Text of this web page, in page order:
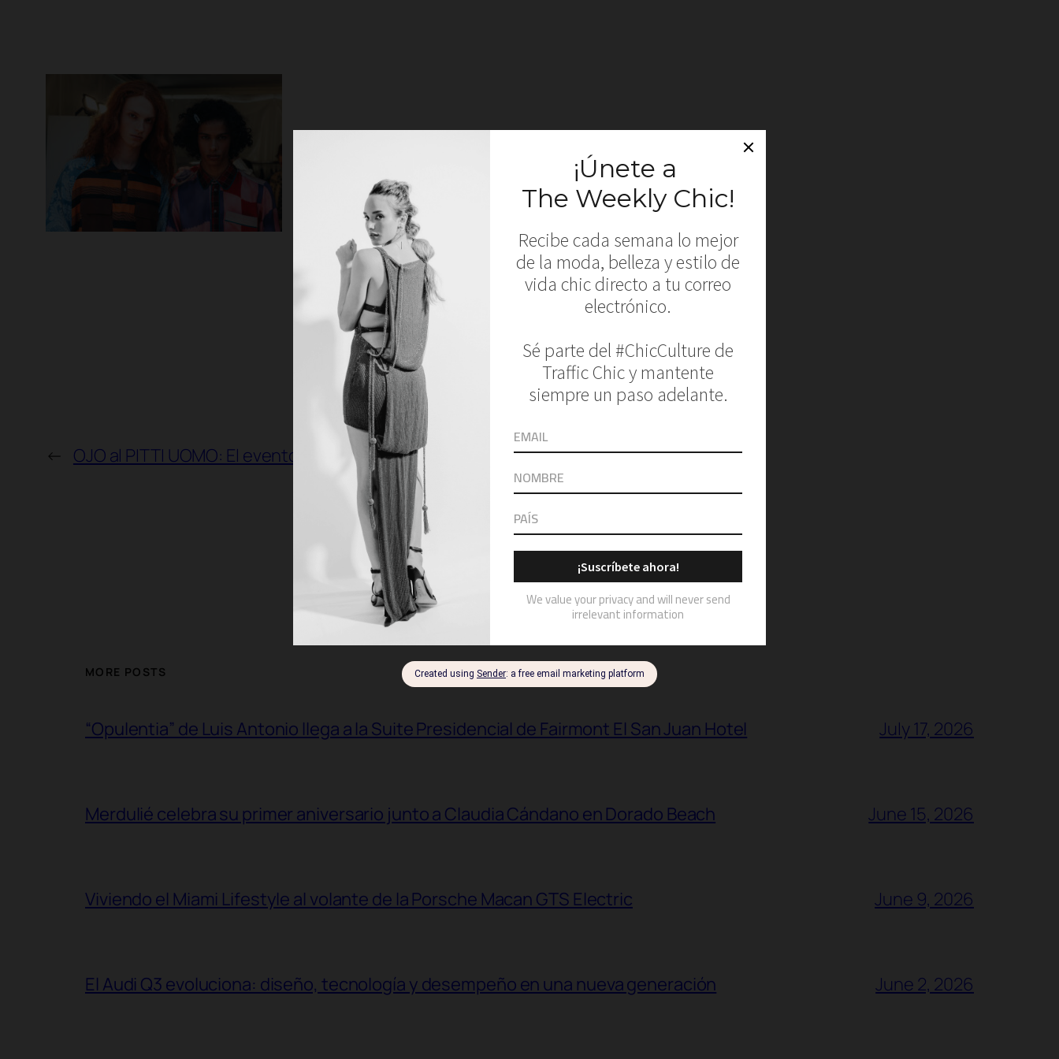
← OJO al PITTI UOMO: El evento más importante de moda masculina en el mundo
MORE POSTS
“Opulentia” de Luis Antonio llega a la Suite Presidencial de Fairmont El San Juan Hotel July 17, 2026
Merdulié celebra su primer aniversario junto a Claudia Cándano en Dorado Beach June 15, 2026
Viviendo el Miami Lifestyle al volante de la Porsche Macan GTS Electric June 9, 2026
El Audi Q3 evoluciona: diseño, tecnología y desempeño en una nueva generación June 2, 2026